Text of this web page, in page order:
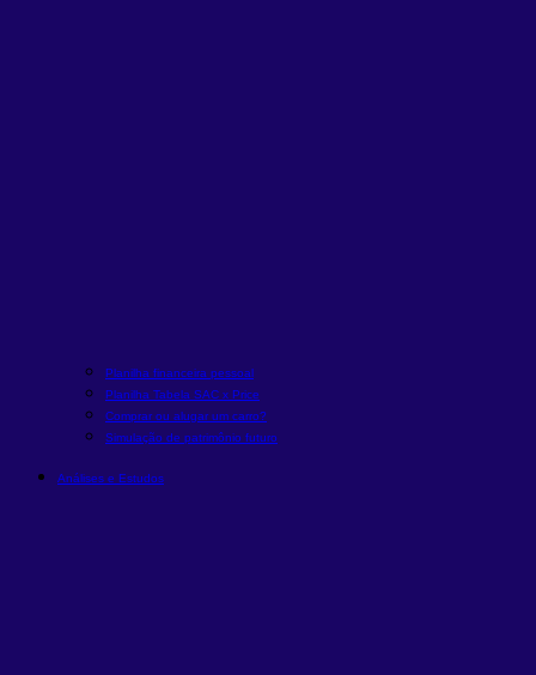
Planilha financeira pessoal
Planilha Tabela SAC x Price
Comprar ou alugar um carro?
Simulação de patrimônio futuro
Análises e Estudos